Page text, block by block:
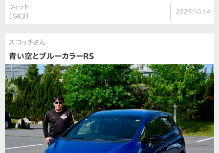
フィット
（GK3）
2025.10.14
スコッチさん
青い空とブルーカラーRS